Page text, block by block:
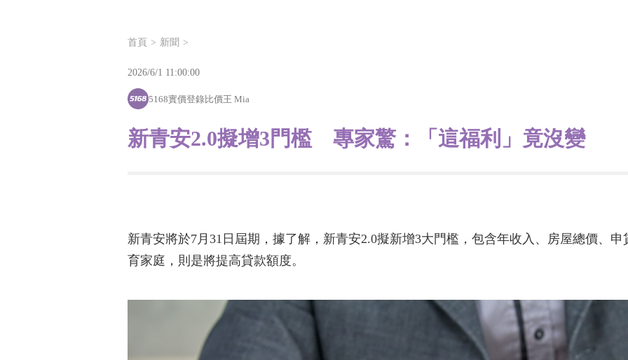
首頁 新聞
新青安2.0擬增3門檻 專家驚：「這福利」竟沒變
2026/6/1 11:00:00
5168實價登錄比價王 Mia
新青安將於7月31日屆期，據了解，新青安2.0擬新增3大門檻，包含年收入、房屋總價、
育家庭，則是將提高貸款額度。